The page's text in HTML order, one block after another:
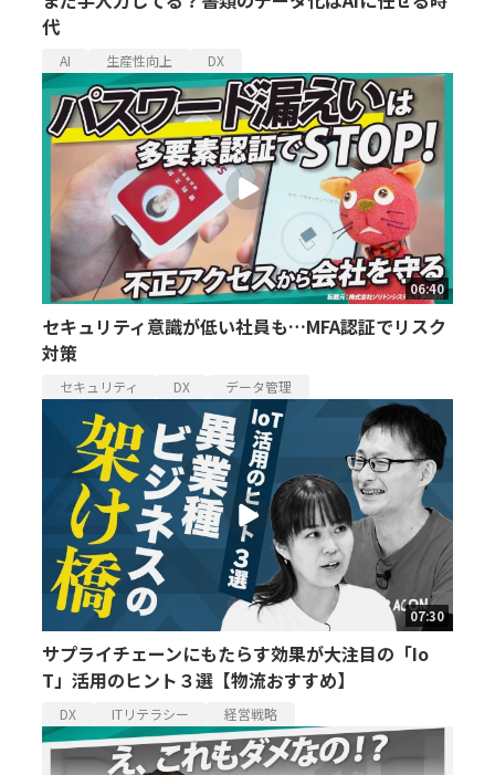
代
AI 生産性向上 DX
06:40
セキュリティ意識が低い社員も…MFA認証でリスク
対策
セキュリティ DX データ管理
07:30
サプライチェーンにもたらす効果が大注目の「Io
T」活用のヒント３選【物流おすすめ】
DX ITリテラシー 経営戦略